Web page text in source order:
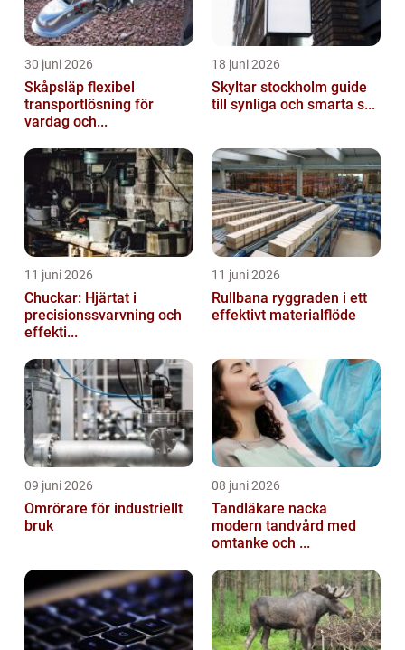
30 juni 2026
Skåpsläp flexibel
transportlösning för
vardag och...
18 juni 2026
Skyltar stockholm guide
till synliga och smarta s...
11 juni 2026
Chuckar: Hjärtat i
precisionssvarvning och
effekti...
11 juni 2026
Rullbana ryggraden i ett
effektivt materialflöde
09 juni 2026
Omrörare för industriellt
bruk
08 juni 2026
Tandläkare nacka
modern tandvård med
omtanke och ...